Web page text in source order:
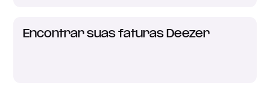
Encontrar suas faturas Deezer